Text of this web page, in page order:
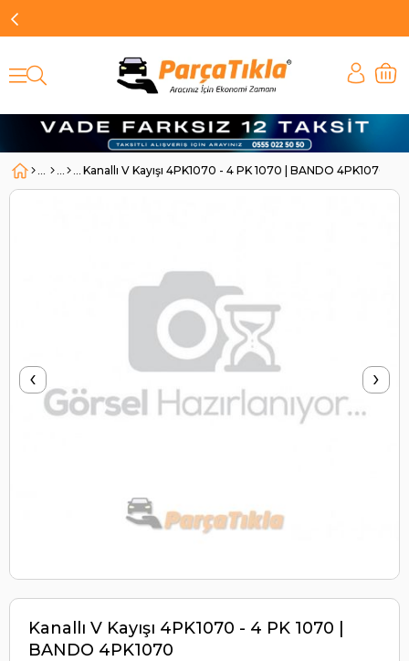
Kanallı V Kayışı 4PK1070 - 4 PK 1070 | BANDO 4PK1070
‹ ›
Kanallı V Kayışı 4PK1070 - 4 PK 1070 |
BANDO 4PK1070